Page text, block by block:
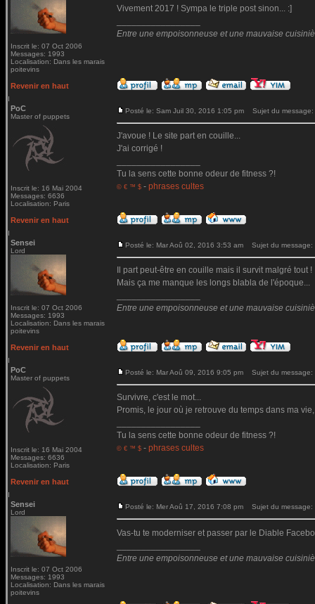
Inscrit le: 07 Oct 2006
Messages: 1993
Localisation: Dans les marais
poitevins
Vivement 2017 ! Sympa le triple post sinon... :]
Entre une empoisonneuse et une mauvaise
Revenir en haut
PoC
Master of puppets
Inscrit le: 16 Mai 2004
Messages: 6636
Localisation: Paris
Posté le: Sam Juil 30, 2016 1:05 pm Sujet du message:
J'avoue ! Le site part en couille...
J'ai corrigé !
Tu la sens cette bonne odeur de fitness ?!
© € ™ $ - phrases cultes
Revenir en haut
Sensei
Lord
Inscrit le: 07 Oct 2006
Messages: 1993
Localisation: Dans les marais
poitevins
Posté le: Mar Aoû 02, 2016 3:53 am Sujet du message:
Il part peut-être en couille mais il survit malgré tout !
Mais ça me manque les longs blabla de l'époque...
Entre une empoisonneuse et une mauvaise
Revenir en haut
PoC
Master of puppets
Inscrit le: 16 Mai 2004
Messages: 6636
Localisation: Paris
Posté le: Mar Aoû 09, 2016 9:05 pm Sujet du message:
Survivre, c'est le mot...
Promis, le jour où je retrouve du temps dans ma
Tu la sens cette bonne odeur de fitness ?!
© € ™ $ - phrases cultes
Revenir en haut
Sensei
Lord
Inscrit le: 07 Oct 2006
Messages: 1993
Localisation: Dans les marais
poitevins
Posté le: Mer Aoû 17, 2016 7:08 pm Sujet du message:
Vas-tu te moderniser et passer par le Diable
Entre une empoisonneuse et une mauvaise